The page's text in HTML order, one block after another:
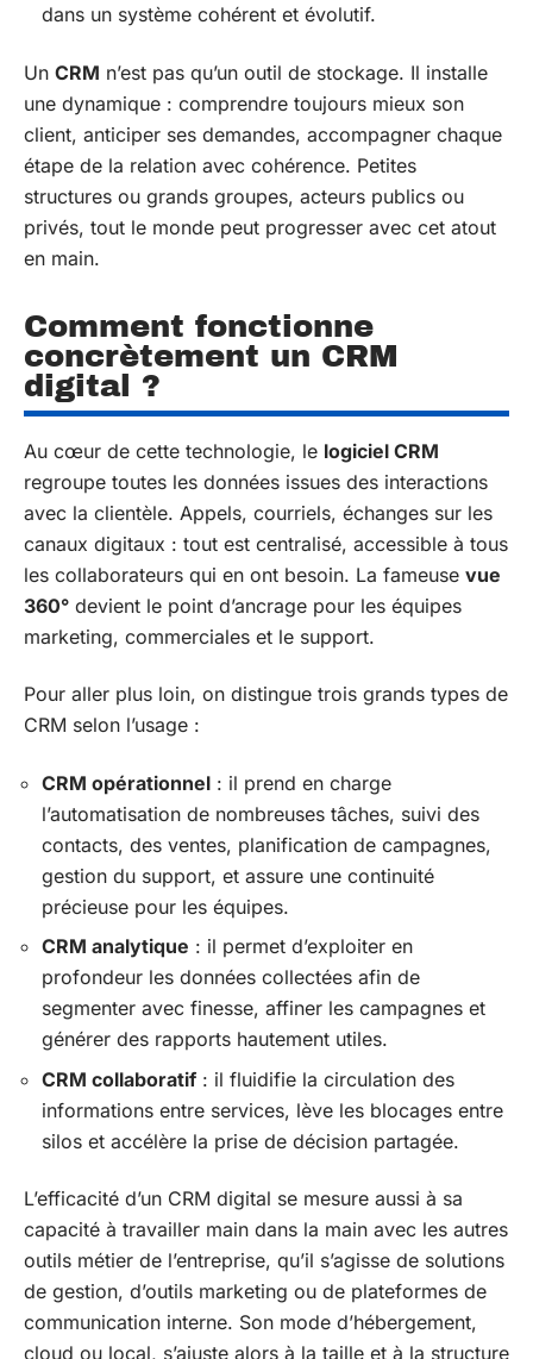
dans un système cohérent et évolutif.
Un CRM n’est pas qu’un outil de stockage. Il installe
une dynamique : comprendre toujours mieux son
client, anticiper ses demandes, accompagner chaque
étape de la relation avec cohérence. Petites
structures ou grands groupes, acteurs publics ou
privés, tout le monde peut progresser avec cet atout
en main.
Comment fonctionne
concrètement un CRM
digital ?
Au cœur de cette technologie, le logiciel CRM
regroupe toutes les données issues des interactions
avec la clientèle. Appels, courriels, échanges sur les
canaux digitaux : tout est centralisé, accessible à tous
les collaborateurs qui en ont besoin. La fameuse vue
360° devient le point d’ancrage pour les équipes
marketing, commerciales et le support.
Pour aller plus loin, on distingue trois grands types de
CRM selon l’usage :
CRM opérationnel : il prend en charge
l’automatisation de nombreuses tâches, suivi des
contacts, des ventes, planification de campagnes,
gestion du support, et assure une continuité
précieuse pour les équipes.
CRM analytique : il permet d’exploiter en
profondeur les données collectées afin de
segmenter avec finesse, affiner les campagnes et
générer des rapports hautement utiles.
CRM collaboratif : il fluidifie la circulation des
informations entre services, lève les blocages entre
silos et accélère la prise de décision partagée.
L’efficacité d’un CRM digital se mesure aussi à sa
capacité à travailler main dans la main avec les autres
outils métier de l’entreprise, qu’il s’agisse de solutions
de gestion, d’outils marketing ou de plateformes de
communication interne. Son mode d’hébergement,
cloud ou local, s’ajuste alors à la taille et à la structure